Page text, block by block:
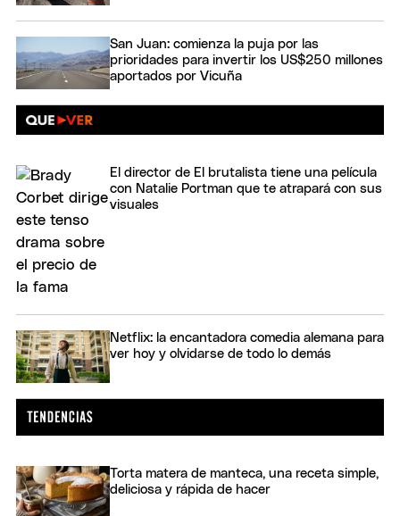
San Juan: comienza la puja por las
prioridades para invertir los US$250 millones
aportados por Vicuña
El director de El brutalista tiene una película
con Natalie Portman que te atrapará con sus
visuales
Netflix: la encantadora comedia alemana para
ver hoy y olvidarse de todo lo demás
Torta matera de manteca, una receta simple,
deliciosa y rápida de hacer